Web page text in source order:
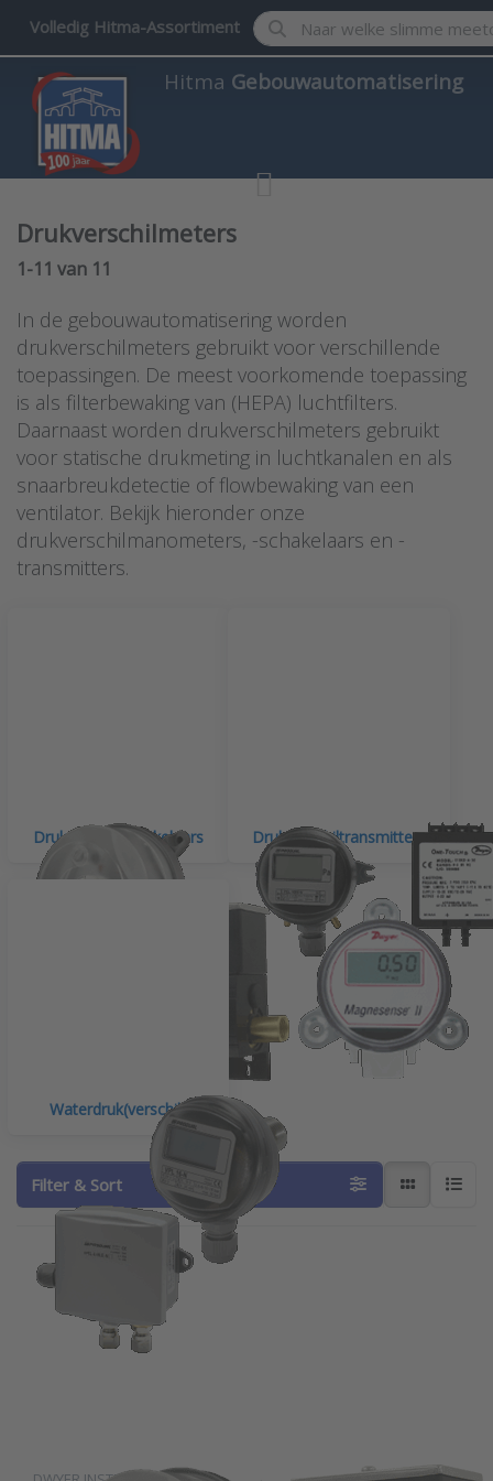
Volledig Hitma-Assortiment Enter a search term.
Hitma Gebouwautomatisering
Drukverschilmeters
Search results:
1-11 van 11
In de gebouwautomatisering worden
drukverschilmeters gebruikt voor verschillende
toepassingen. De meest voorkomende toepassing
is als filterbewaking van (HEPA) luchtfilters.
Daarnaast worden drukverschilmeters gebruikt
voor statische drukmeting in luchtkanalen en als
snaarbreukdetectie of flowbewaking van een
ventilator. Bekijk hieronder onze
drukverschilmanometers, -schakelaars en -
transmitters.
Drukverschilschakelaars Drukverschiltransmitters
Waterdruk(verschil)
Filter & Sort
more
options to
Dwyer low-